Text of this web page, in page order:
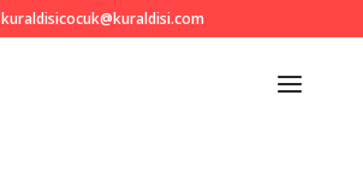
kuraldisicocuk@kuraldisi.com